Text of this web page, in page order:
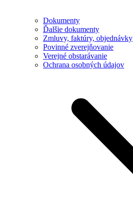
Dokumenty
Ďalšie dokumenty
Zmluvy, faktúry, objednávky
Povinné zverejňovanie
Verejné obstarávanie
Ochrana osobných údajov